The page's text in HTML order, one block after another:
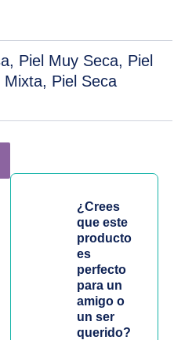
Piel Muy Seca, Piel
Mixta, Piel Seca
¿Crees
que este
producto
es
perfecto
para un
amigo o
un ser
querido?